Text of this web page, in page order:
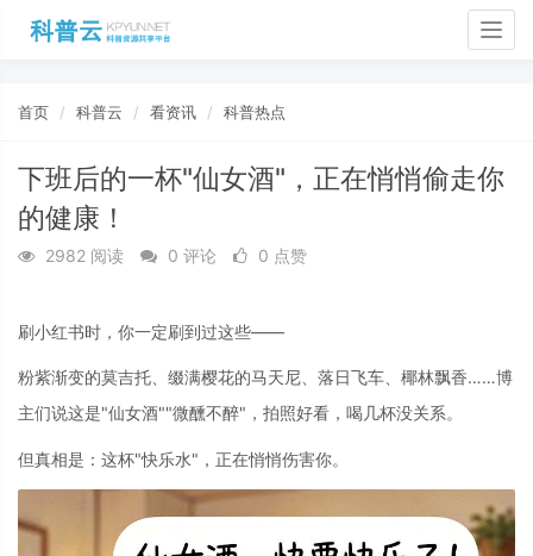
首页 科普云 看资讯 科普热点
下班后的一杯"仙女酒"，正在悄悄偷走你
的健康！
2982 阅读 0 评论 0 点赞
刷小红书时，你一定刷到过这些——
粉紫渐变的莫吉托、缀满樱花的马天尼、落日飞车、椰林飘香……博
主们说这是"仙女酒""微醺不醉"，拍照好看，喝几杯没关系。
但真相是：这杯"快乐水"，正在悄悄伤害你。